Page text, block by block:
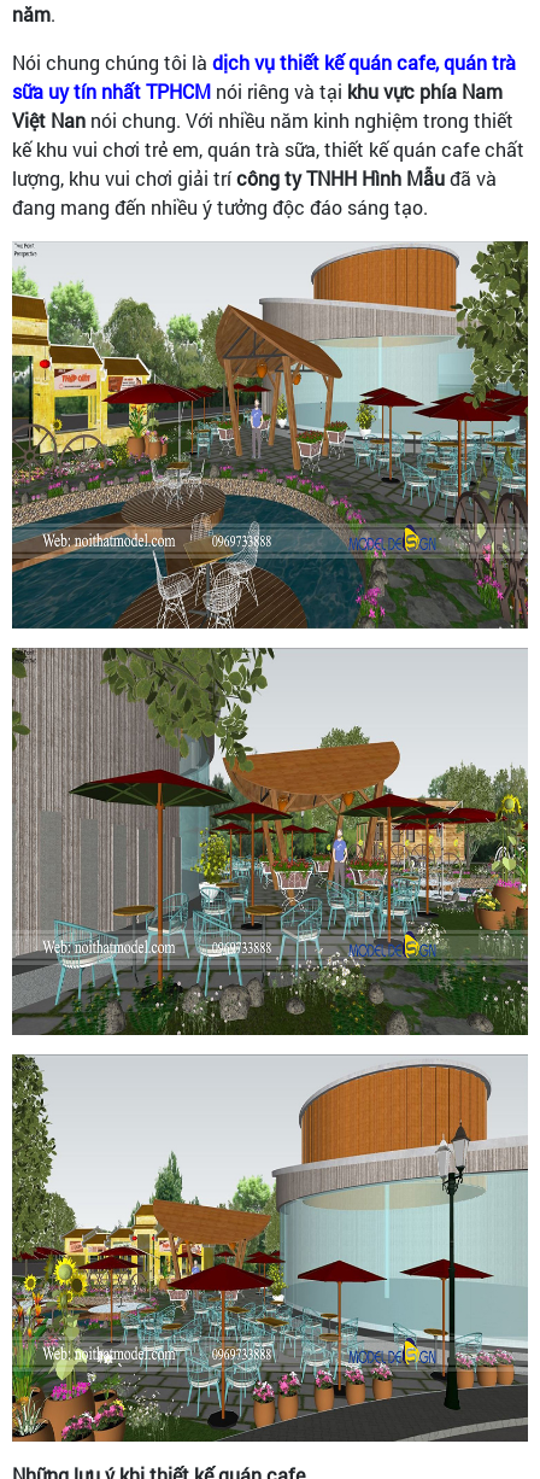
năm.
Nói chung chúng tôi là dịch vụ thiết kế quán cafe, quán trà
sữa uy tín nhất TPHCM nói riêng và tại khu vực phía Nam
Việt Nan nói chung. Với nhiều năm kinh nghiệm trong thiết
kế khu vui chơi trẻ em, quán trà sữa, thiết kế quán cafe chất
lượng, khu vui chơi giải trícông ty TNHH Hình Mẫuđã và
đang mang đến nhiều ý tưởng độc đáo sáng tạo.